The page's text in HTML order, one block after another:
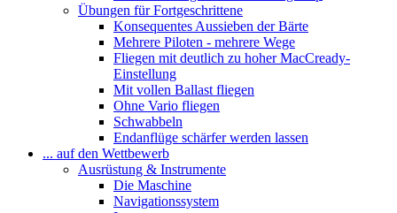
Übungen für Fortgeschrittene
Konsequentes Aussieben der Bärte
Mehrere Piloten - mehrere Wege
Fliegen mit deutlich zu hoher MacCready-
Einstellung
Mit vollen Ballast fliegen
Ohne Vario fliegen
Schwabbeln
Endanflüge schärfer werden lassen
... auf den Wettbewerb
Ausrüstung & Instrumente
Die Maschine
Navigationssystem